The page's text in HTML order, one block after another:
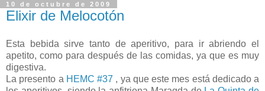
10 de octubre de 2009
Elixir de Melocotón
Esta bebida sirve tanto de aperitivo, para ir abriendo el
apetito, como para después de las comidas, ya que es muy
digestiva.
La presento a HEMC #37 , ya que este mes está dedicado a